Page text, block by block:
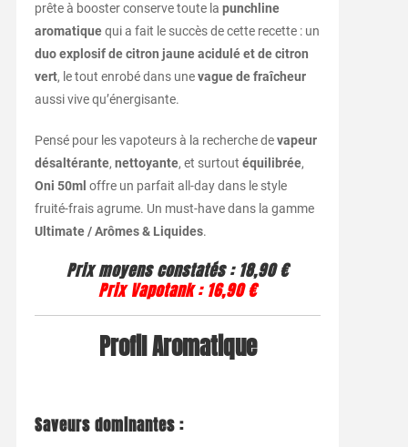
prête à booster conserve toute la punchline
aromatiquequi a fait le succès de cette recette : un
duo explosif de citron jaune acidulé et de citron
vert, le tout enrobé dans unevague de fraîcheur
aussi vive qu’énergisante.
Pensé pour les vapoteurs à la recherche devapeur
désaltérante, nettoyante, et surtout équilibrée,
Oni 50ml offre un parfait all-day dans le style
fruité-frais agrume. Un must-have dans la gamme
Ultimate / Arômes & Liquides.
Prix moyens constatés : 18,90 €
Prix Vapotank : 16,90 €
Profil Aromatique
Saveurs dominantes :